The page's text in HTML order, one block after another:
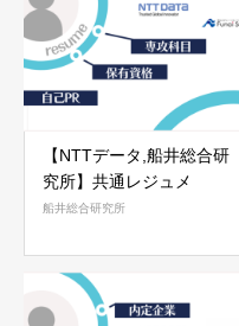
【NTTデータ,船井総合研
究所】共通レジュメ
船井総合研究所